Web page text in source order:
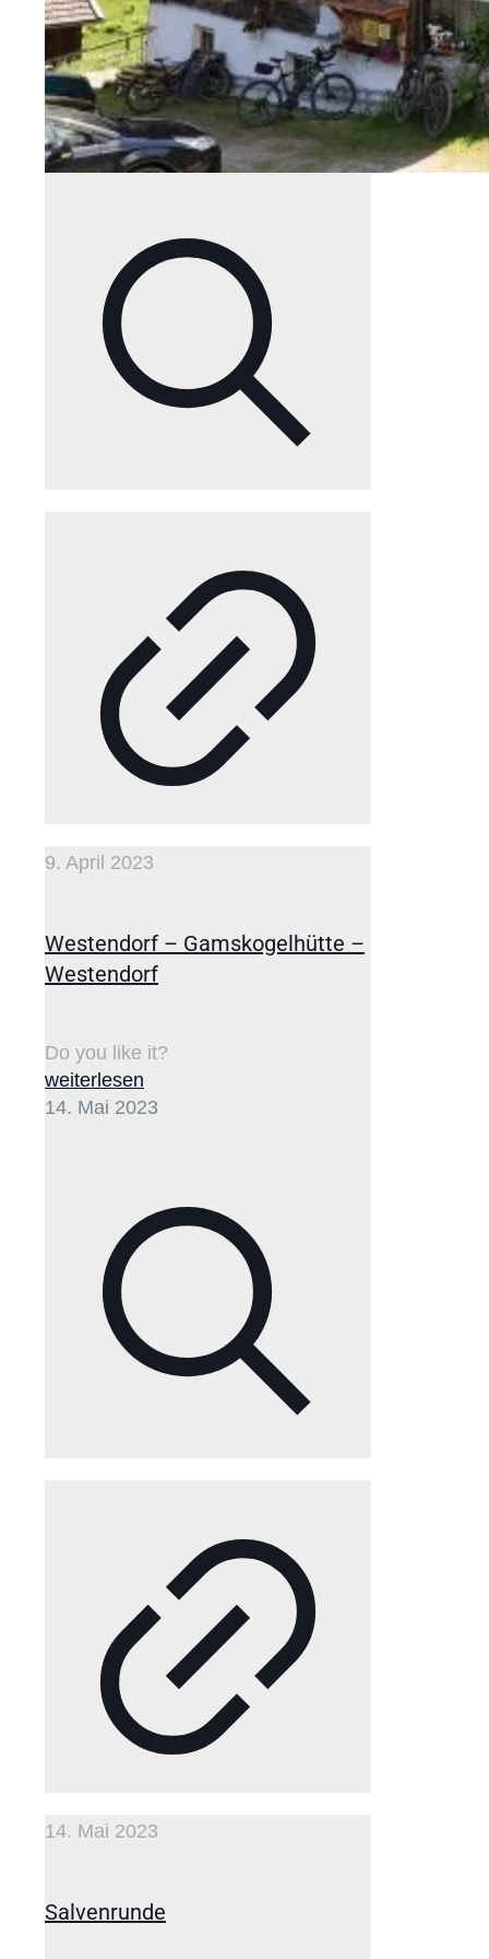
9. April 2023
Westendorf – Gamskogelhütte –
Westendorf
Do you like it?
weiterlesen
14. Mai 2023
14. Mai 2023
Salvenrunde